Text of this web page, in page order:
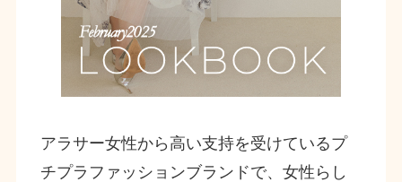
アラサー女性から高い支持を受けているプ
チプラファッションブランドで、女性らし